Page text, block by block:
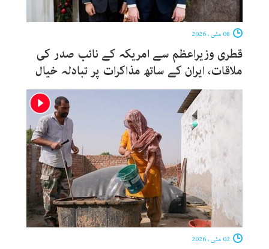
قطری وزیراعظم سے امریکہ کے نائب صدر کی
ملاقات، ایران کے ساتھ مذاکرات پر تبادلہ خیال